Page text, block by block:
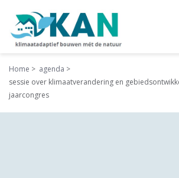
Home
agenda
sessie over klimaatverandering en
jaarcongres